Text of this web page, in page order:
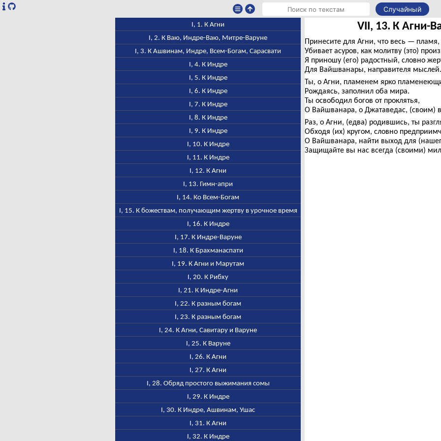
Случайный
I, 1. К Агни
I, 2. К Ваю, Индре-Ваю, Митре-Варуне
I, 3. К Ашвинам, Индре, Всем-Богам, Сарасвати
I, 4. К Индре
I, 5. К Индре
I, 6. К Индре
I, 7. К Индре
I, 8. К Индре
I, 9. К Индре
I, 10. К Индре
I, 11. К Индре
I, 12. К Агни
I, 13. Гимн-апри
I, 14. Ко Всем-Богам
I, 15. К божествам, получающим жертву в урочное время
I, 16. К Индре
I, 17. К Индре-Варуне
I, 18. К Брахманаспати
I, 19. К Агни и Марутам
I, 20. К Рибху
I, 21. К Индре-Агни
I, 22. К разным богам
I, 23. К разным богам
I, 24. К Агни, Савитару и Варуне
I, 25. К Варуне
I, 26. К Агни
I, 27. К Агни
I, 28. Обряд простого выжимания сомы
I, 29. К Индре
I, 30. К Индре, Ашвинам, Ушас
I, 31. К Агни
I, 32. К Индре
VII, 13. К Агни-
Принесите для Агни, что весь — пламя,
Убивает асуров, как молитву (это)
Я приношу (его) радостный, словно
Для Вайшванары, направителя мыслей.
Ты, о Агни, пламенем ярко
Рождаясь, заполнил оба мира.
Ты освободил богов от проклятья,
О Вайшванара, о Джатаведас, (своим)
Раз, о Агни, (едва) родившись, ты
Обходя (их) кругом, словно
О Вайшванара, найти выход для
Защищайте вы нас всегда (своими)